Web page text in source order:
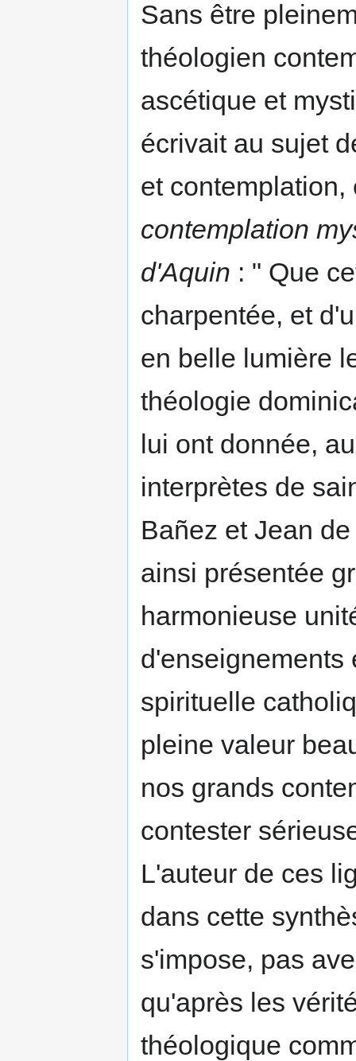
Sans être
théologien
ascétique et
écrivait au sujet
et contemplation,
contemplation
d'Aquin : " Que
charpentée, et
en belle lumière
théologie
lui ont donnée,
interprètes de
Bañez et Jean
ainsi présentée
harmonieuse
d'enseignements
spirituelle
pleine valeur
nos grands
contester
L'auteur de ces
dans cette
s'impose, pas
qu'après les
théologique